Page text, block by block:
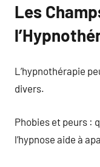
Les
L’hypnothérapie
divers.
Phobies et peurs :
l’hypnose aide à